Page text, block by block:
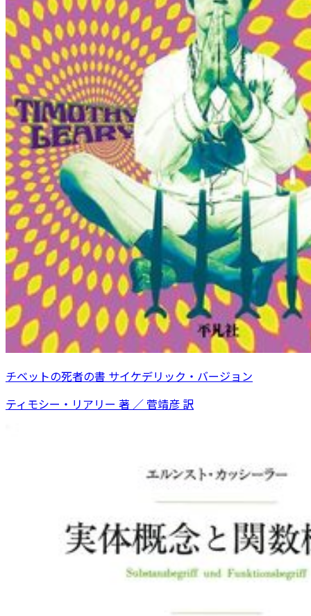
チベットの死者の書 サイケデリック・バージョン
ティモシー・リアリー 著 ／ 菅靖彦 訳